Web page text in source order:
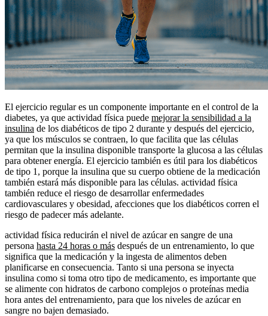
El ejercicio regular es un componente importante en el control de la
diabetes, ya que actividad física puede mejorar la sensibilidad a la
insulina de los diabéticos de tipo 2 durante y después del ejercicio,
ya que los músculos se contraen, lo que facilita que las células
permitan que la insulina disponible transporte la glucosa a las células
para obtener energía. El ejercicio también es útil para los diabéticos
de tipo 1, porque la insulina que su cuerpo obtiene de la medicación
también estará más disponible para las células. actividad física
también reduce el riesgo de desarrollar enfermedades
cardiovasculares y obesidad, afecciones que los diabéticos corren el
riesgo de padecer más adelante.
actividad física reducirán el nivel de azúcar en sangre de una
persona hasta 24 horas o más después de un entrenamiento, lo que
significa que la medicación y la ingesta de alimentos deben
planificarse en consecuencia. Tanto si una persona se inyecta
insulina como si toma otro tipo de medicamento, es importante que
se alimente con hidratos de carbono complejos o proteínas media
hora antes del entrenamiento, para que los niveles de azúcar en
sangre no bajen demasiado.